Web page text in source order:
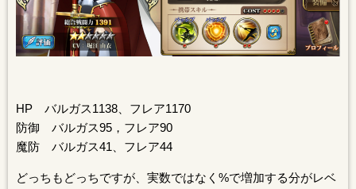
HP バルガス1138、フレア1170
防御 バルガス95，フレア90
魔防 バルガス41、フレア44
どっちもどっちですが、実数ではなく%で増加する分がレベ